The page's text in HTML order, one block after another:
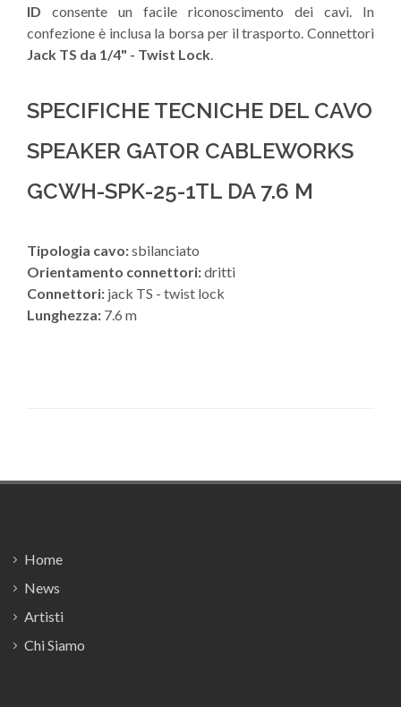
ID consente un facile riconoscimento dei cavi. In
confezione è inclusa la borsa per il trasporto. Connettori
Jack TS da 1/4" - Twist Lock.
SPECIFICHE TECNICHE DEL CAVO
SPEAKER GATOR CABLEWORKS
GCWH-SPK-25-1TL DA 7.6 M
Tipologia cavo:sbilanciato
Orientamento connettori:dritti
Connettori: jack TS - twist lock
Lunghezza: 7.6 m
Home
News
Artisti
Chi Siamo